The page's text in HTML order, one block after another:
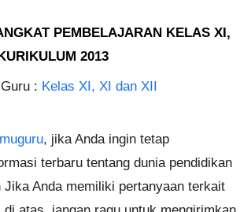
PEMBELAJARAN KELAS XI,
2013
: Kelas XI, XI dan XII
, jika Anda ingin tetap
terbaru tentang dunia pendidikan
Jika Anda memiliki pertanyaan terkait